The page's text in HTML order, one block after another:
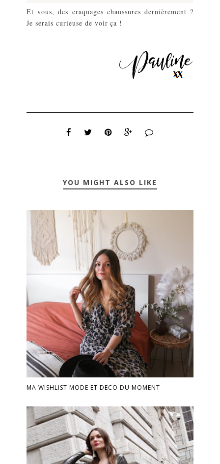
Et vous, des craquages chaussures dernièrement ?
Je serais curieuse de voir ça !
YOU MIGHT ALSO LIKE
MA WISHLIST MODE ET DECO DU MOMENT